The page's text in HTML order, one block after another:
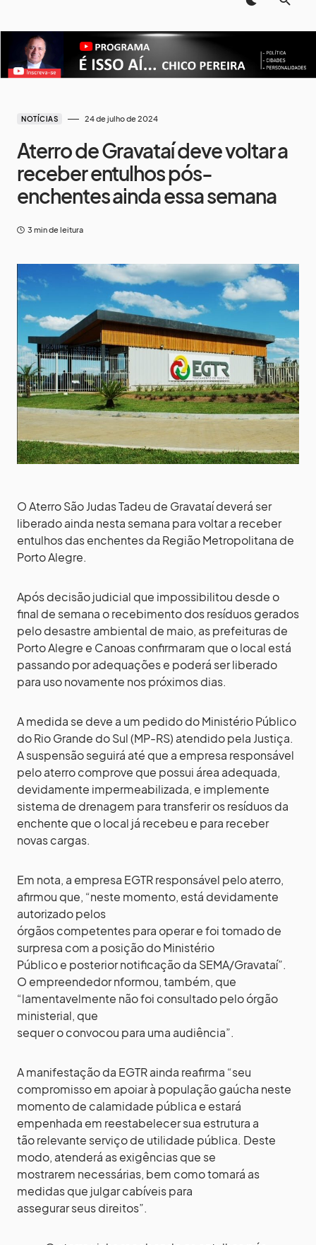
NOTÍCIAS 24 de julho de 2024
Aterro de Gravataí deve voltar a
receber entulhos pós-
enchentes ainda essa semana
3 min de leitura
O Aterro São Judas Tadeu de Gravataí deverá ser
liberado ainda nesta semana para voltar a receber
entulhos das enchentes da Região Metropolitana de
Porto Alegre.
Após decisão judicial que impossibilitou desde o
final de semana o recebimento dos resíduos gerados
pelo desastre ambiental de maio, as prefeituras de
Porto Alegre e Canoas confirmaram que o local está
passando por adequações e poderá ser liberado
para uso novamente nos próximos dias.
A medida se deve a um pedido do Ministério Público
do Rio Grande do Sul (MP-RS) atendido pela Justiça.
A suspensão seguirá até que a empresa responsável
pelo aterro comprove que possui área adequada,
devidamente impermeabilizada, e implemente
sistema de drenagem para transferir os resíduos da
enchente que o local já recebeu e para receber
novas cargas.
Em nota, a empresa EGTR responsável pelo aterro,
afirmou que, “neste momento, está devidamente
autorizado pelos
órgãos competentes para operar e foi tomado de
surpresa com a posição do Ministério
Público e posterior notificação da SEMA/Gravataí”.
O empreendedor nformou, também, que
“lamentavelmente não foi consultado pelo órgão
ministerial, que
sequer o convocou para uma audiência”.
A manifestação da EGTR ainda reafirma “seu
compromisso em apoiar à população gaúcha neste
momento de calamidade pública e estará
empenhada em reestabelecer sua estrutura a
tão relevante serviço de utilidade pública. Deste
modo, atenderá as exigências que se
mostrarem necessárias, bem como tomará as
medidas que julgar cabíveis para
assegurar seus direitos”.